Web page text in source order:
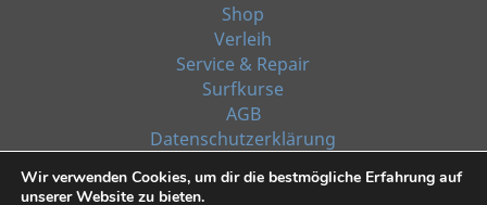
Shop
Verleih
Service & Repair
Surfkurse
AGB
Datenschutzerklärung
Wir verwenden Cookies, um dir die bestmögliche Erfahrung auf
unserer Website zu bieten.